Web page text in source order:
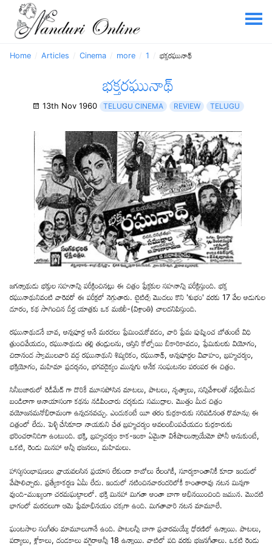
Home Articles Cinema more 1 భక్తరఘునాథ్
భక్తరఘునాథ్
13th Nov 1960 TELUGU CINEMA REVIEW TELUGU
జగన్నాథుడు భక్తుల సహనాన్ని పరీక్షించినట్లు ఈ చిత్రం ప్రేక్షకుల సహనాన్ని పరీక్షిస్తుంది. భక్త
రఘునాథునివంటి వారెవరో ఈ పరీక్షలో నెగ్గుతారు. టైటిల్స్ మొదలు కొని 'శుభం' వరకు 17 వేల అడుగుల
దూరం, కథ సాగించిన దీర్ఘ యాత్రకు ఒక మజిలీ-(విశ్రాంతి) చాలదనిపిస్తుంది.
రఘునాథుడనే బావ, అన్నపూర్ణ అనే మరదలు ప్రేమించుకోవడం, వారి ప్రేమ పుష్పించ బోతుంటే విధి
త్రుంచివేయడం, రఘునాథుడు తల్లి తండ్రులను, ఆస్తిని కోల్పోయి బికారికావడం, ప్రేమికులకు వియోగం,
చిదానంద స్వాములవారి వద్ద రఘునాథుని శిష్యరికం, రఘునాథ్, అన్నపూర్ణల వివాహం, బ్రహ్మచర్యం,
భక్తియోగం, మహిమా ప్రదర్శనం, భగవదైక్యం మున్నగు అనేక సంఘటనల పరంపర ఈ చిత్రం.
సినీబజారులో రెడీమేడ్ గా దొరికే మూసపోసిన మాటలు, పాటలు, నృత్యాలు, సన్నివేశాలతో నల్లేరుమీద
బండిలాగా అనాయాసంగా కథను నడిపించారు దర్శకుడు సముద్రాల. మొత్తం మీద చిత్రం
వయోజనమనోభిరామంగా ఉన్నదనవచ్చు. ఎందుకంటే యీ తరం కుర్రకారుకు సరిపడినంత రొమాన్సు ఈ
చిత్రంలో లేదు. పెళ్ళిచేసికూడా నాయకుని చేత బ్రహ్మచర్యం అవలంబింపచేయడం కుర్రకారుకు
భరించరానిదిగా ఉంటుంది. భక్తి, బ్రహ్మచర్యం కాక-ఇంకా ఏమైనా విశేషాలున్నాయేమో పోనీ అనుకుంటే,
ఒకటి, రెండు మినహా అన్నీ భజనలు, మహిమలు.
హాస్యసంభాషణలు వ్రాయవలసిన ప్రయాస లేకుండా కాబోలు రేలంగికీ, సూర్యకాంతానికీ కూడా ఇందులో
వేషాలిచ్చారు. ప్రత్యేకాకర్షణ ఏమీ లేదు. ఇందులో నటించినవారందరిలోకీ కాంతారావు నటన మిన్నగా
వుంది-ముఖ్యంగా చరమఘట్టాలలో. భక్తి మినహా మిగతా అంతా బాగా అభినయించింది జమున. మొదటి
భాగంలో మరదలుగా ఆమె ప్రేమాభినయం చక్కగా ఉంది. మిగతావారి నటన మామూలే.
ఘంటసాల సంగీతం మామూలుగానే ఉంది. పాటలన్నీ బాగా ప్రచారమయ్యే ధోరణిలో ఉన్నాయి. పాటలు,
పద్యాలు, శ్లోకాలు, దండకాలు వగైరాఅన్నీ 18 ఉన్నాయి. వాటిలో పది వరకు భజనగీతాలు. ఒకటి రెండు